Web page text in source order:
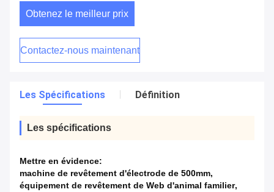
Obtenez le meilleur prix
Contactez-nous maintenant
Les Spécifications Définition
Les spécifications
Mettre en évidence:
machine de revêtement d'électrode de 500mm,
équipement de revêtement de Web d'animal familier,